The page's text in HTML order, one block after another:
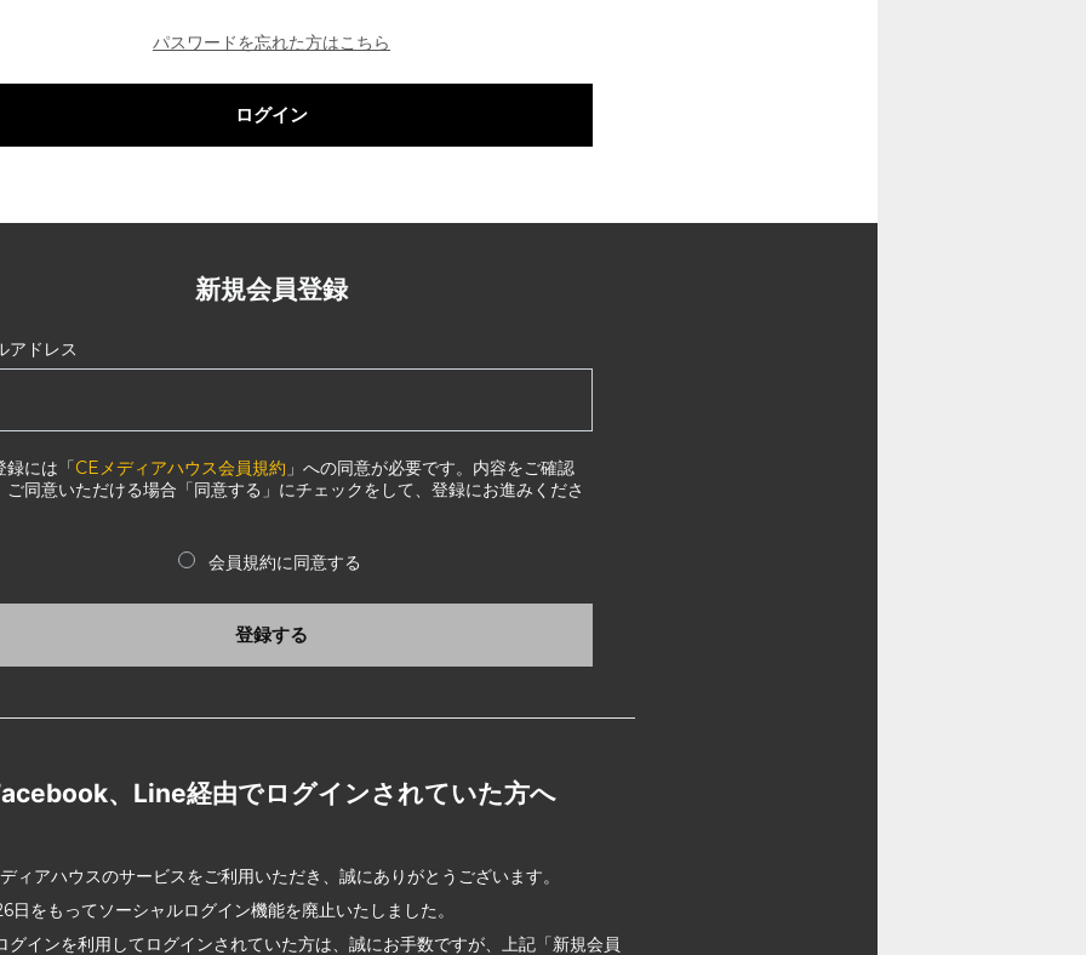
パスワードを忘れた方はこちら
ログイン
新規会員登録
アドレス
録には「CEメディアハウス会員規約 」への同意が必要です。内容をご確認
ご同意いただける場合「同意する」にチェックをして、登録にお進みくださ
会員規約に同意する
登録する
、Line経由でログインされていた方へ
ィアハウスのサービスをご利用いただき、誠にありがとうございます。
日をもってソーシャルログイン機能を廃止いたしました。
グインを利用してログインされていた方は、誠にお手数ですが、上記「新規会員